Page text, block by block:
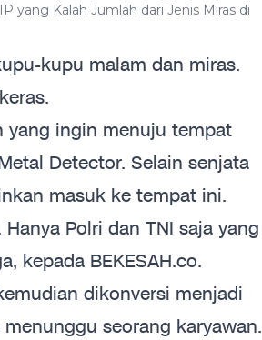
yang Kalah Jumlah dari Jenis Miras di
kupu malam dan miras.
yang ingin menuju tempat
Detector. Selain senjata
masuk ke tempat ini.
Polri dan TNI saja yang
kepada BEKESAH.co.
dikonversi menjadi
seorang karyawan.